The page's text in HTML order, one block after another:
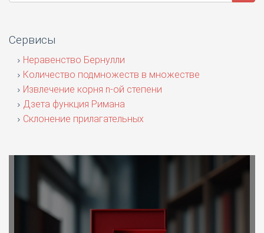
Сервисы
Неравенство Бернулли
Количество подмножеств в множестве
Извлечение корня n-ой степени
Дзета функция Римана
Склонение прилагательных